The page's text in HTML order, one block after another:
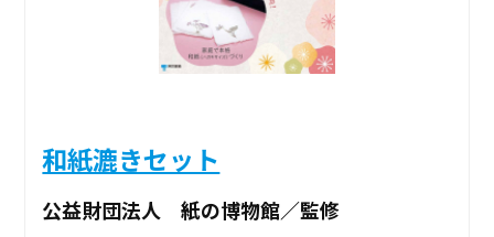
和紙漉きセット
公益財団法人 紙の博物館／監修